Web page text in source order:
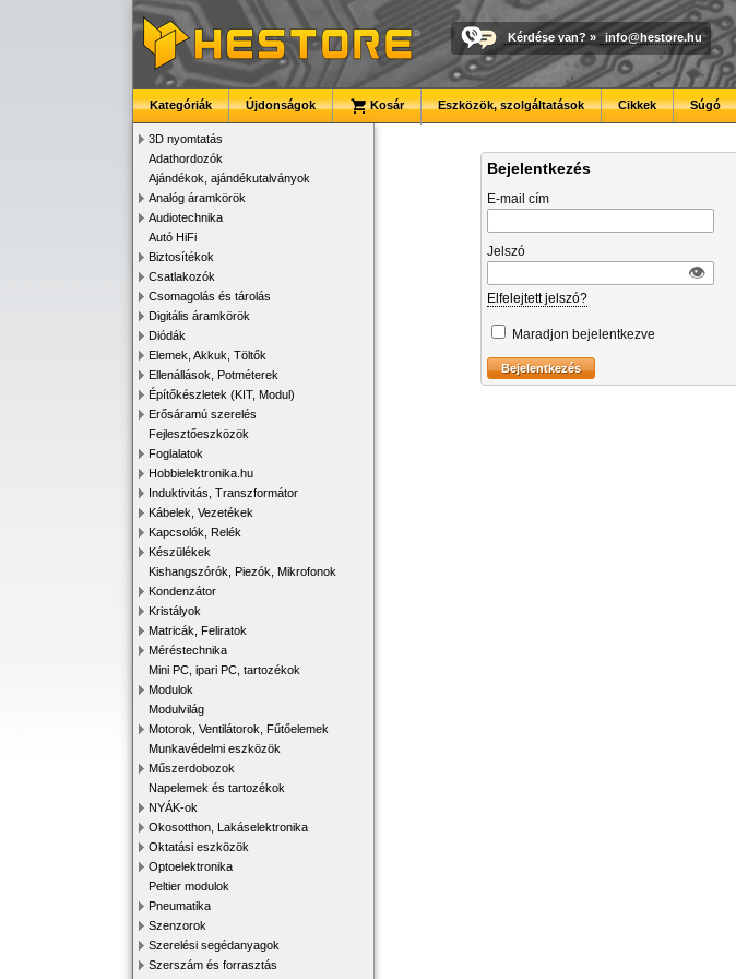
Kérdése van? » info@hestore.hu
Kategóriák Újdonságok Kosár Eszközök, szolgáltatások Cikkek Súgó
3D nyomtatás
Adathordozók
Ajándékok, ajándékutalványok
Analóg áramkörök
Audiotechnika
Autó HiFi
Biztosítékok
Csatlakozók
Csomagolás és tárolás
Digitális áramkörök
Diódák
Elemek, Akkuk, Töltők
Ellenállások, Potméterek
Építőkészletek (KIT, Modul)
Erősáramú szerelés
Fejlesztőeszközök
Foglalatok
Hobbielektronika.hu
Induktivitás, Transzformátor
Kábelek, Vezetékek
Kapcsolók, Relék
Készülékek
Kishangszórók, Piezók, Mikrofonok
Kondenzátor
Kristályok
Matricák, Feliratok
Méréstechnika
Mini PC, ipari PC, tartozékok
Modulok
Modulvilág
Motorok, Ventilátorok, Fűtőelemek
Munkavédelmi eszközök
Műszerdobozok
Napelemek és tartozékok
NYÁK-ok
Okosotthon, Lakáselektronika
Oktatási eszközök
Optoelektronika
Peltier modulok
Pneumatika
Szenzorok
Szerelési segédanyagok
Szerszám és forrasztás
Bejelentkezés
E-mail cím
Jelszó
👁︎
Elfelejtett jelszó?
Maradjon bejelentkezve